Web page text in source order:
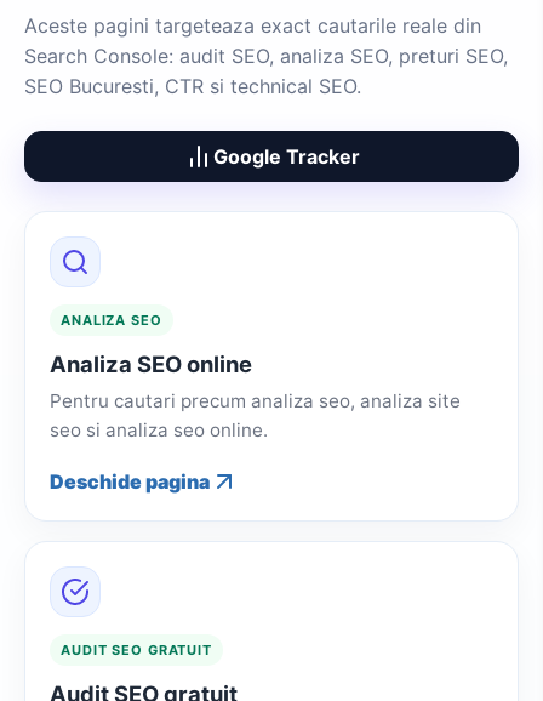
Aceste pagini targeteaza exact cautarile reale din
Search Console: audit SEO, analiza SEO, preturi SEO,
SEO Bucuresti, CTR si technical SEO.
Google Tracker
ANALIZA SEO
Analiza SEO online
Pentru cautari precum analiza seo, analiza site
seo si analiza seo online.
Deschide pagina
AUDIT SEO GRATUIT
Audit SEO gratuit